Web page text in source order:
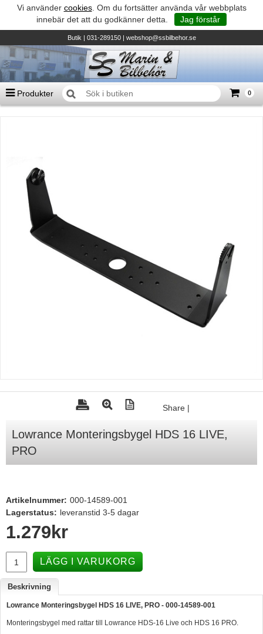
Vi använder cookies. Om du fortsätter använda vår webbplats
innebär det att du godkänner detta.
Jag förstår
Butik| 031-289150 | webshop@ssbilbehor.se
Produkter 0
Suzuki - Utombordare
Suzumar - Gummibåtar
Honda - Utombordare
HonWave - Gummibåtar
Honda - Elverk & Pumpar
Mercury Servicedelar
Lowrance
B&G
Hummertina
Varta - Batterier
Victron - Batteriladdare
CTEK - Batteriladdare
Webasto - Dieselvärmare
Share |
Lowrance Monteringsbygel HDS 16 LIVE,
PRO
Artikelnummer: 000-14589-001
Lagerstatus: leveranstid 3-5 dagar
1.279 kr
LÄGG I VARUKORG
Beskrivning
Lowrance Monteringsbygel HDS 16 LIVE, PRO - 000-14589-001
Monteringsbygel med rattar till Lowrance HDS-16 Live och HDS 16 PRO.